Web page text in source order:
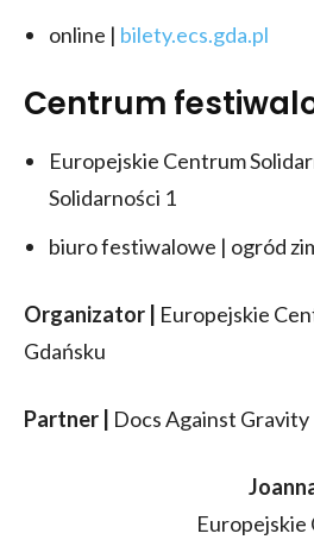
online | bilety.ecs.gda.pl
Centrum
Europejskie Centrum
Solidarności 1
biuro festiwalowe | ogród
Organizator | Europejskie
Gdańsku
Partner | Docs Against Gravity
Europejskie